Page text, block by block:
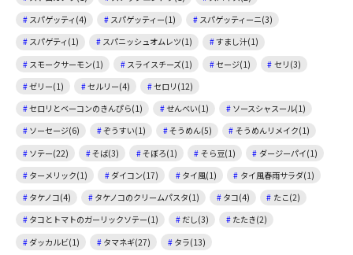
スパゲッティ(4)
スパゲッティー(1)
スパゲッティーニ(3)
スパゲティ(1)
スパニッシュオムレツ(1)
すまし汁(1)
スモークサーモン(1)
スライスチーズ(1) セージ(1)
セリ(3)
ゼリー(1)
セルリー(4)
セロリ(12)
セロリとベーコンのきんぴら(1)
せんべい(1)
ソースシャスール(1)
ソーセージ(6)
ぞうすい(1) そうめん(5)
そうめんリメイク(1)
ソテー(22)
そば(3) そぼろ(1) そら豆(1)
ダージーパイ(1)
ターメリック(1)
ダイコン(17) タイ風(1)
タイ風春雨サラダ(1)
タケノコ(4)
タケノコのクリームパスタ(1) タコ(4)
たこ(2)
タコとトマトのガーリックソテー(1)
だし(3)
たたき(2)
ダッカルビ(1)
タマネギ(27)
タラ(13)